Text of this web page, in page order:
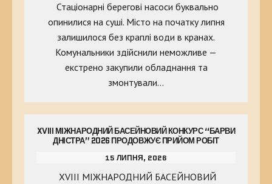
Стаціонарні берегові насоси буквально
опинилися на суші. Місто на початку липня
залишилося без краплі води в кранах.
Комунальники здійснили неможливе —
екстрено закупили обладнання та
змонтували…
XVIII МІЖНАРОДНИЙ БАСЕЙНОВИЙ КОНКУРС “БАРВИ
ДНІСТРА” 2026 ПРОДОВЖУЄ ПРИЙОМ РОБІТ
15 ЛИПНЯ, 2026
XVIII МІЖНАРОДНИЙ БАСЕЙНОВИЙ